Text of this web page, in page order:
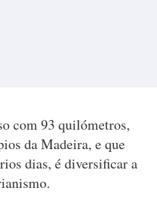
com 93 quilómetros,
da Madeira, e que
dias, é diversificar a